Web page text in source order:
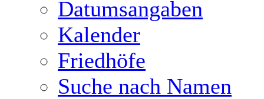
Datumsangaben
Kalender
Friedhöfe
Suche nach Namen